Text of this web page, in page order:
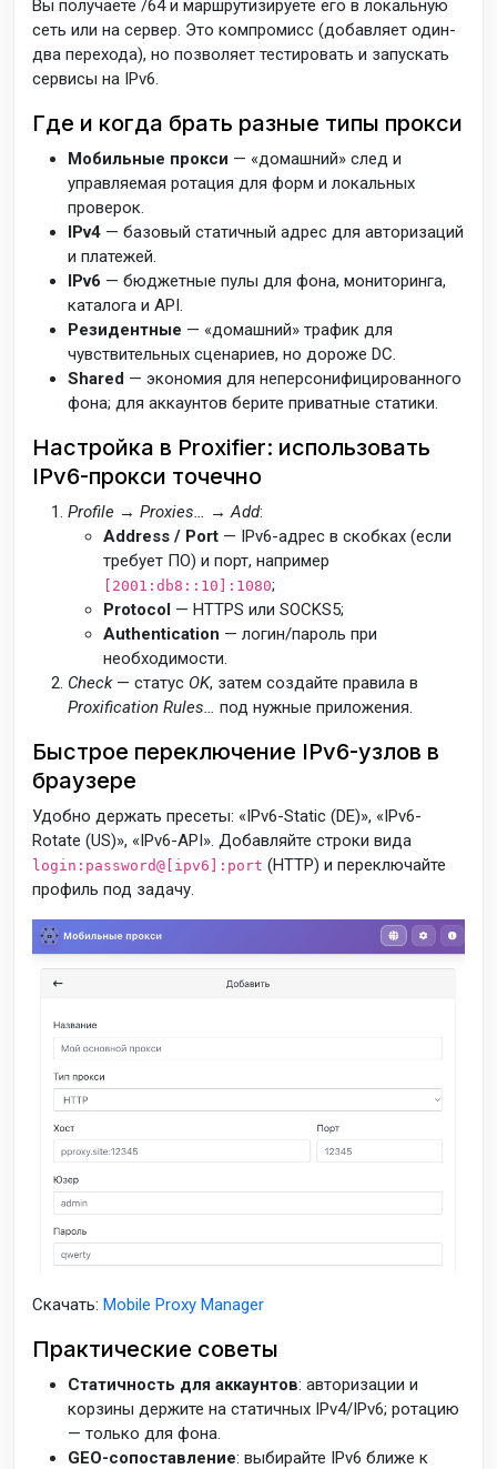
Вы получаете /64 и маршрутизируете его в локальную
сеть или на сервер. Это компромисс (добавляет один-
два перехода), но позволяет тестировать и запускать
сервисы на IPv6.
Где и когда брать разные типы прокси
Мобильные прокси — «домашний» след и
управляемая ротация для форм и локальных
проверок.
IPv4 — базовый статичный адрес для авторизаций
и платежей.
IPv6 — бюджетные пулы для фона, мониторинга,
каталога и API.
Резидентные — «домашний» трафик для
чувствительных сценариев, но дороже DC.
Shared — экономия для неперсонифицированного
фона; для аккаунтов берите приватные статики.
Настройка в Proxifier: использовать
IPv6-прокси точечно
Profile → Proxies… → Add:
Address / Port — IPv6-адрес в скобках (если
требует ПО) и порт, например
[2001:db8::10]:1080;
Protocol — HTTPS или SOCKS5;
Authentication — логин/пароль при
необходимости.
Check— статус OK, затем создайте правила в
Proxification Rules… под нужные приложения.
Быстрое переключение IPv6-узлов в
браузере
Удобно держать пресеты: «IPv6-Static (DE)», «IPv6-
Rotate (US)», «IPv6-API». Добавляйте строки вида
login:password@[ipv6]:port (HTTP) и переключайте
профиль под задачу.
Скачать: Mobile Proxy Manager
Практические советы
Статичность для аккаунтов: авторизации и
корзины держите на статичных IPv4/IPv6; ротацию
— только для фона.
GEO-сопоставление: выбирайте IPv6 ближе к